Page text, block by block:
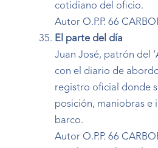
cotidiano del oficio.
Autor O.P.P. 66
El parte del día
Juan José, patrón del
con el diario de
registro oficial donde
posición, maniobras e
barco.
Autor O.P.P. 66